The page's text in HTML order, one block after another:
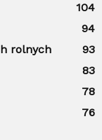
104
94
rolnych
93
83
78
76